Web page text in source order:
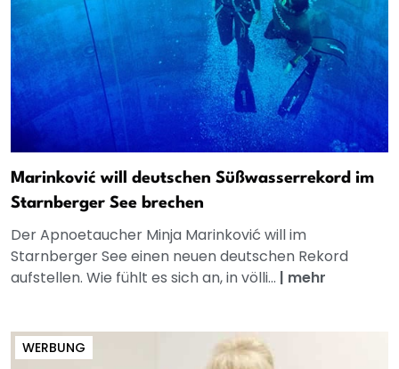
Marinković will deutschen Süßwasserrekord im
Starnberger See brechen
Der Apnoetaucher Minja Marinković will im
Starnberger See einen neuen deutschen Rekord
aufstellen. Wie fühlt es sich an, in völli... | mehr
WERBUNG